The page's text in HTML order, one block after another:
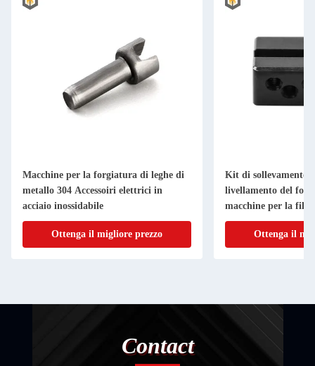
Macchine per la forgiatura di leghe di
metallo 304 Accessoiri elettrici in
acciaio inossidabile
Ottenga il migliore prezzo
Kit di sollevamento
livellamento del
macchine per la
Ottenga il
Contact